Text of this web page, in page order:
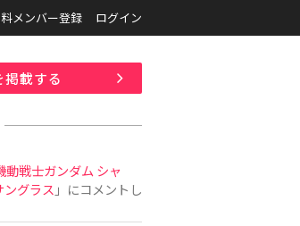
メンバー登録 ログイン
掲載する
動戦士ガンダム シャ
グラス 」にコメントし